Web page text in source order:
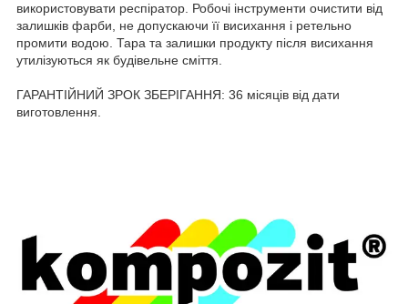
використовувати респіратор. Робочі інструменти очистити від
залишків фарби, не допускаючи її висихання і ретельно
промити водою. Тара та залишки продукту після висихання
утилізуються як будівельне сміття.
ГАРАНТІЙНИЙ ЗРОК ЗБЕРІГАННЯ: 36 місяців від дати
виготовлення.